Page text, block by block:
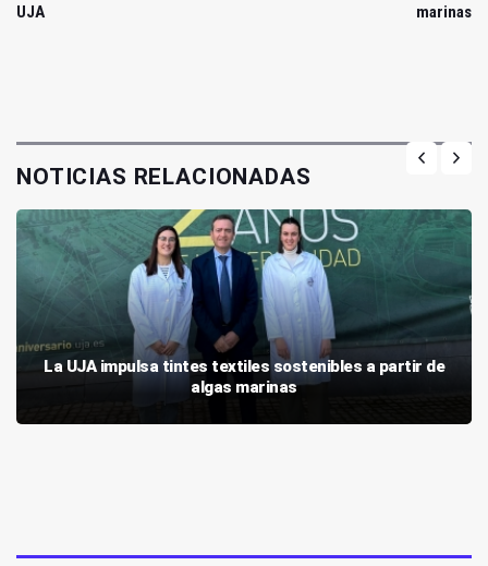
UJA
marinas
NOTICIAS RELACIONADAS
La UJA impulsa tintes textiles sostenibles a partir de
algas marinas